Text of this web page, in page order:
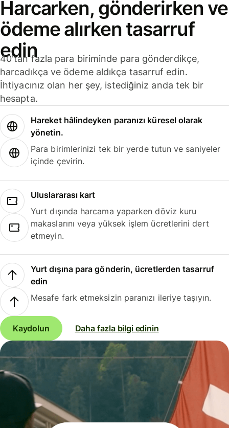
Harcarken, gönderirken ve
ödeme alırken tasarruf
edin
40'tan fazla para biriminde para gönderdikçe,
harcadıkça ve ödeme aldıkça tasarruf edin.
İhtiyacınız olan her şey, istediğiniz anda tek bir
hesapta.
Hareket hâlindeyken paranızı küresel olarak
yönetin.
Para birimlerinizi tek bir yerde tutun ve saniyeler
içinde çevirin.
Uluslararası kart
Yurt dışında harcama yaparken döviz kuru
makaslarını veya yüksek işlem ücretlerini dert
etmeyin.
Yurt dışına para gönderin, ücretlerden tasarruf
edin
Mesafe fark etmeksizin paranızı ileriye taşıyın.
Kaydolun Daha fazla bilgi edinin